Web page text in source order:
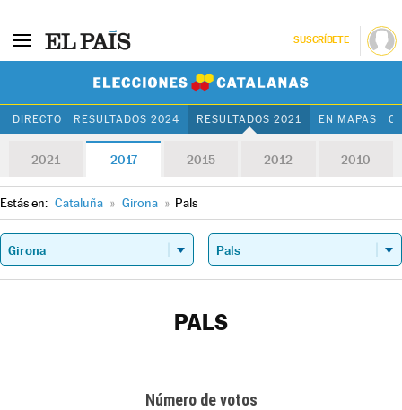
SUSCRÍBETE
DIRECTO RESULTADOS 2024 RESULTADOS 2021 EN MAPAS
2021 2017 2015 2012 2010
Estás en: Cataluña » Girona » Pals
PALS
Número de votos